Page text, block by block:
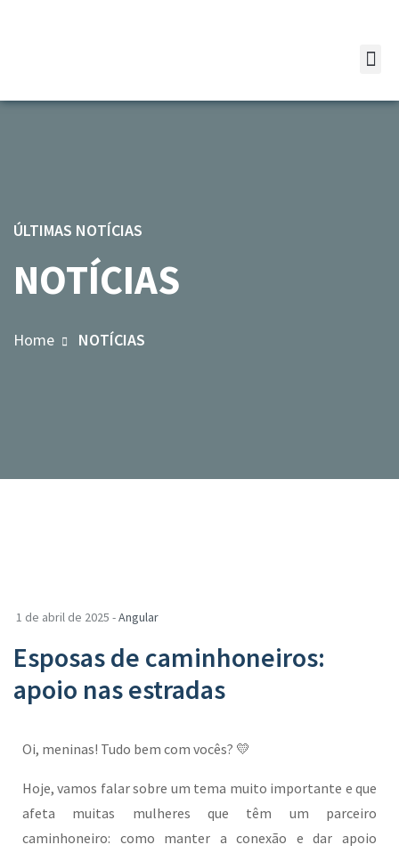
ÚLTIMAS NOTÍCIAS
NOTÍCIAS
Home NOTÍCIAS
1 de abril de 2025 -Angular
Esposas de caminhoneiros:
apoio nas estradas
Oi, meninas! Tudo bem com vocês? 💛
Hoje, vamos falar sobre um tema muito importante e que
afeta muitas mulheres que têm um parceiro
caminhoneiro: como manter a conexão e dar apoio